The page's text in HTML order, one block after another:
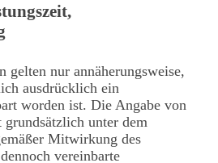
gelten nur annäherungsweise,
ausdrücklich ein
worden ist. Die Angabe von
unter dem
Mitwirkung des
vereinbarte